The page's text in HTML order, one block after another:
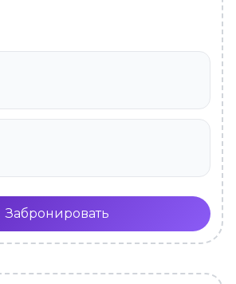
Забронировать